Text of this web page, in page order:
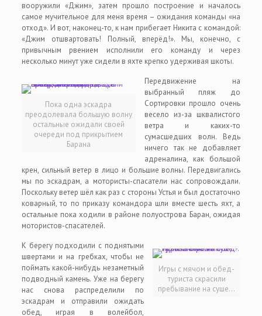
вооружили «Джим», затем прошло построение и началось
самое мучительное для меня время – ожидания команды «на
отход». И вот, наконец-то, к нам прибегает Никита с командой:
«Джим отшвартовать! Полный, вперёд!». Мы, конечно, с
привычным рвением исполнили его команду и через
несколько минут уже сидели в яхте крепко удерживая шкоты.
Пока одна эскадра
преодолевала большую волну
остальные ожидали своей
очереди под прикрытием
Барана
Передвижение на
выбранный пляж до
Сортировки прошло очень
весело из-за шквалистого
ветра и каких-то
сумасшедших волн. Ведь
ничего так не добавляет
адреналина, как большой
крен, сильный ветер в лицо и большие волны. Передвигались
мы по эскадрам, а мотористы-спасатели нас сопровождали.
Поскольку ветер шёл как раз с стороны Устья и был достаточно
коварный, то по приказу командора шли вместе шесть яхт, а
остальные пока ходили в районе полуострова Баран, ожидая
мотористов-спасателей.
Игры с мячом и обед-
туриста скрасили
пребывание на суше…
К берегу подходили с поднятыми
швертами и на гребках, чтобы не
поймать какой-нибудь незаметный
подводный камень. Уже на берегу
нас снова распределили по
эскадрам и отправили ожидать
обед, играя в волейбол,